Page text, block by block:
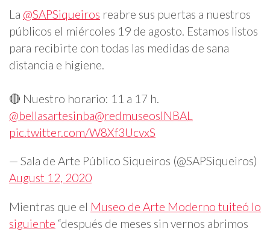
La @SAPSiqueiros reabre sus puertas a nuestros
públicos el miércoles 19 de agosto. Estamos listos
para recibirte con todas las medidas de sana
distancia e higiene.
🔴 Nuestro horario: 11 a 17 h.
@bellasartesinba@redmuseosINBAL
pic.twitter.com/W8Xf3UcvxS
— Sala de Arte Público Siqueiros (@SAPSiqueiros)
August 12, 2020
Mientras que el Museo de Arte Moderno tuiteó lo
siguiente “después de meses sin vernos abrimos